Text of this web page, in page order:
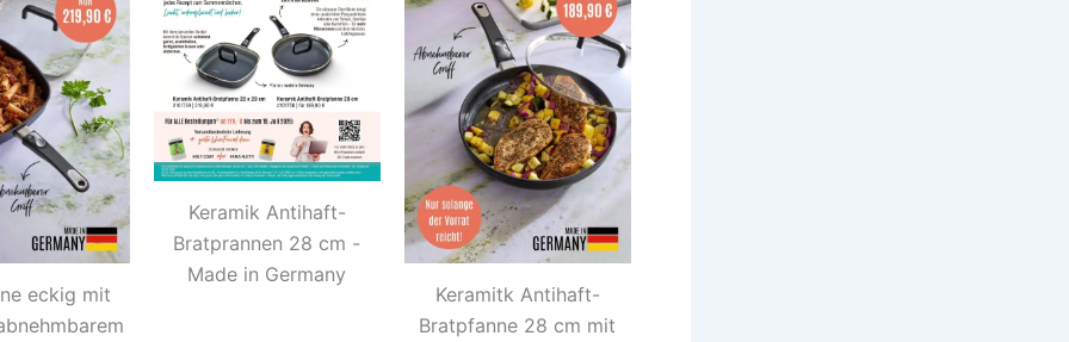
eckig mit
Keramik Antihaft-
Bratprannen 28 cm -
Made in Germany
Keramitk Antihaft-
Bratpfanne 28 cm mit